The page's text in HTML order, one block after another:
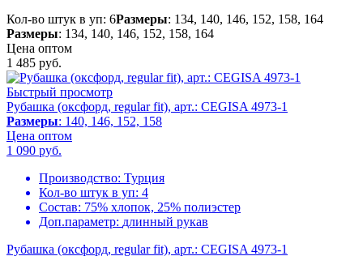
Кол-во штук в уп: 6Размеры: 134, 140, 146, 152, 158, 164
Размеры: 134, 140, 146, 152, 158, 164
Цена оптом
1 485 руб.
Быстрый просмотр
Рубашка (оксфорд, regular fit), арт.: CEGISA 4973-1
Размеры: 140, 146, 152, 158
Цена оптом
1 090 руб.
Производство: Турция
Кол-во штук в уп: 4
Состав: 75% хлопок, 25% полиэстер
Доп.параметр: длинный рукав
Рубашка (оксфорд, regular fit), арт.: CEGISA 4973-1